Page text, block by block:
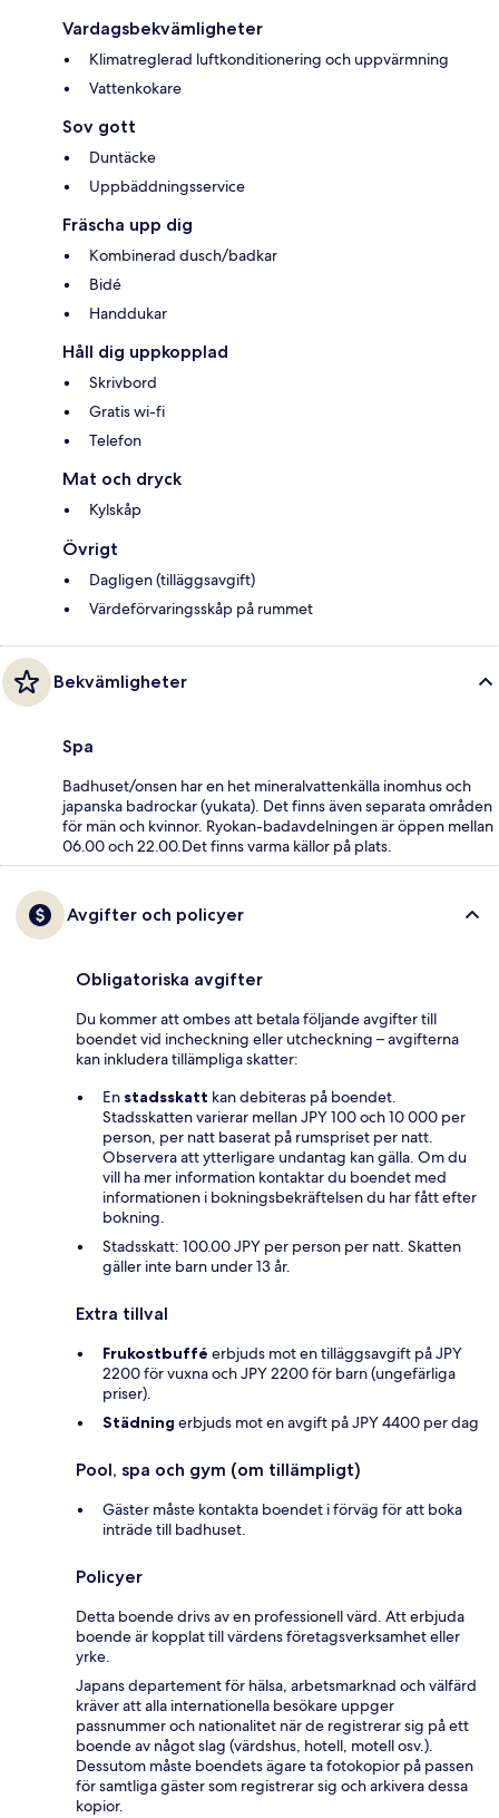
Vardagsbekvämligheter
Klimatreglerad luftkonditionering och uppvärmning
Vattenkokare
Sov gott
Duntäcke
Uppbäddningsservice
Fräscha upp dig
Kombinerad dusch/badkar
Bidé
Handdukar
Håll dig uppkopplad
Skrivbord
Gratis wi-fi
Telefon
Mat och dryck
Kylskåp
Övrigt
Dagligen (tilläggsavgift)
Värdeförvaringsskåp på rummet
Bekvämligheter
Spa
Badhuset/onsen har en het mineralvattenkälla inomhus och
japanska badrockar (yukata). Det finns även separata områden
för män och kvinnor. Ryokan-badavdelningen är öppen mellan
06.00 och 22.00.Det finns varma källor på plats.
Avgifter och policyer
Obligatoriska avgifter
Du kommer att ombes att betala följande avgifter till
boendet vid incheckning eller utcheckning – avgifterna
kan inkludera tillämpliga skatter:
En stadsskatt kan debiteras på boendet.
Stadsskatten varierar mellan JPY 100 och 10 000 per
person, per natt baserat på rumspriset per natt.
Observera att ytterligare undantag kan gälla. Om du
vill ha mer information kontaktar du boendet med
informationen i bokningsbekräftelsen du har fått efter
bokning.
Stadsskatt: 100.00 JPY per person per natt. Skatten
gäller inte barn under 13 år.
Extra tillval
Frukostbuffé erbjuds mot en tilläggsavgift på JPY
2200 för vuxna och JPY 2200 för barn (ungefärliga
priser).
Städning erbjuds mot en avgift på JPY 4400 per dag
Pool, spa och gym (om tillämpligt)
Gäster måste kontakta boendet i förväg för att boka
inträde till badhuset.
Policyer
Detta boende drivs av en professionell värd. Att erbjuda
boende är kopplat till värdens företagsverksamhet eller
yrke.
Japans departement för hälsa, arbetsmarknad och välfärd
kräver att alla internationella besökare uppger
passnummer och nationalitet när de registrerar sig på ett
boende av något slag (värdshus, hotell, motell osv.).
Dessutom måste boendets ägare ta fotokopior på passen
för samtliga gäster som registrerar sig och arkivera dessa
kopior.